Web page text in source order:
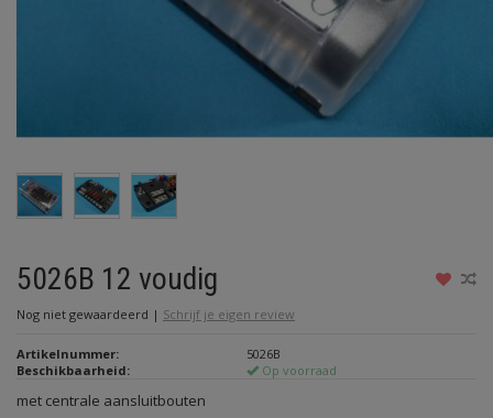
5026B 12 voudig
Nog niet gewaardeerd | Schrijf je eigen review
Artikelnummer:
5026B
Beschikbaarheid:
Op voorraad
met centrale aansluitbouten